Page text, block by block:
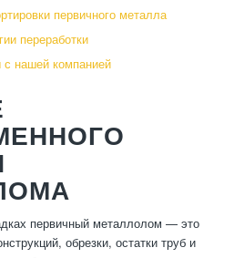
первичного металла
переработки
нашей компанией
первичный металлолом — это
обрезки, остатки труб и